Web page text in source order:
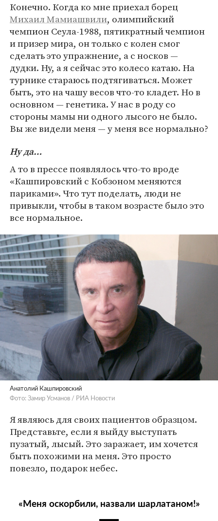
Конечно. Когда ко мне приехал борец
Михаил Мамиашвили, олимпийский
чемпион Сеула-1988, пятикратный чемпион
и призер мира, он только с колен смог
сделать это упражнение, а с носков —
дудки. Ну, а я сейчас это колесо катаю. На
турнике стараюсь подтягиваться. Может
быть, это на чашу весов что-то кладет. Но в
основном — генетика. У нас в роду со
стороны мамы ни одного лысого не было.
Вы же видели меня — у меня все нормально?
Ну да…
А то в прессе появлялось что-то вроде
«Кашпировский с Кобзоном меняются
париками». Что тут поделать, люди не
привыкли, чтобы в таком возрасте было это
все нормальное.
Анатолий Кашпировский
Фото: Замир Усманов / РИА Новости
Я являюсь для своих пациентов образцом.
Представьте, если я выйду выступать
пузатый, лысый. Это заражает, им хочется
быть похожими на меня. Это просто
повезло, подарок небес.
«Меня оскорбили, назвали шарлатаном!»